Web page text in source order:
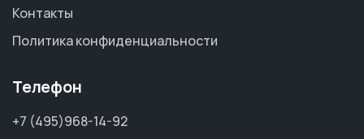
Контакты
Политика конфиденциальности
Телефон
+7 (495)968-14-92